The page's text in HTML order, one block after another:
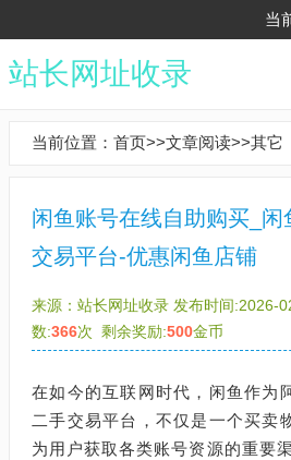
当
站长网址收录
当前位置： 首页>>文章阅读>>其它
闲鱼账号在线自助购买_闲
交易平台-优惠闲鱼店铺
来源： 站长网址收录 发布时间:2026-
数:366次 剩余奖励:500金币
在如今的互联网时代，闲鱼作为
二手交易平台，不仅是一个买卖
为用户获取各类账号资源的重要渠